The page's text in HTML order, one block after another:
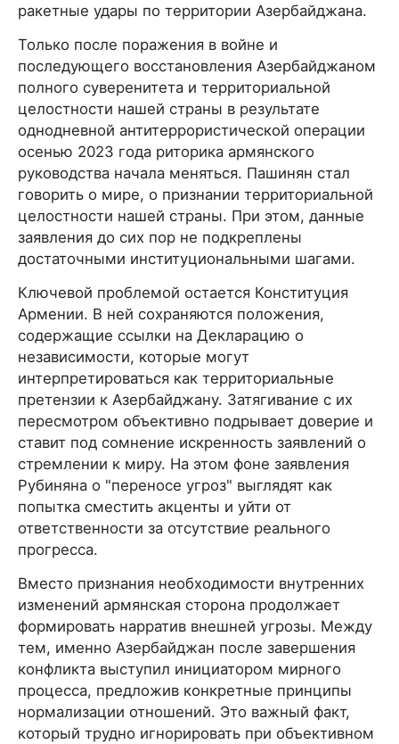
ракетные удары по территории Азербайджана.
Только после поражения в войне и
последующего восстановления Азербайджаном
полного суверенитета и территориальной
целостности нашей страны в результате
однодневной антитеррористической операции
осенью 2023 года риторика армянского
руководства начала меняться. Пашинян стал
говорить о мире, о признании территориальной
целостности нашей страны. При этом, данные
заявления до сих пор не подкреплены
достаточными институциональными шагами.
Ключевой проблемой остается Конституция
Армении. В ней сохраняются положения,
содержащие ссылки на Декларацию о
независимости, которые могут
интерпретироваться как территориальные
претензии к Азербайджану. Затягивание с их
пересмотром объективно подрывает доверие и
ставит под сомнение искренность заявлений о
стремлении к миру. На этом фоне заявления
Рубиняна о "переносе угроз" выглядят как
попытка сместить акценты и уйти от
ответственности за отсутствие реального
прогресса.
Вместо признания необходимости внутренних
изменений армянская сторона продолжает
формировать нарратив внешней угрозы. Между
тем, именно Азербайджан после завершения
конфликта выступил инициатором мирного
процесса, предложив конкретные принципы
нормализации отношений. Это важный факт,
который трудно игнорировать при объективном